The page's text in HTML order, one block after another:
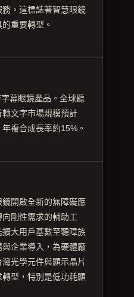
。這標誌著智慧眼鏡
重要轉型。
幕眼鏡產品。全球聽
文字市場規模預計
複合成長率約15%。
開啟全新的無障礙應
剛性需求的輔助工
大用戶基數至聽障族
企業導入，為硬體廠
光學元件與顯示晶片
型，特別是低功耗顯